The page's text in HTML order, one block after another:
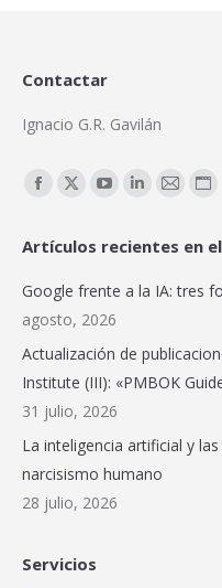
Contactar
Ignacio G.R. Gavilán
Encuéntranos en:
Facebook
opens
new
X
opens
in
new
YouTube
opens
in
new
Linkedin
opens
in
Mail
opens
in
Sitio
Artículos recientes en
Google frente a la IA: tres
agosto, 2026
Actualización de
Institute (III): «PMBOK
31 julio, 2026
La inteligencia artificial y
narcisismo humano
28 julio, 2026
Servicios